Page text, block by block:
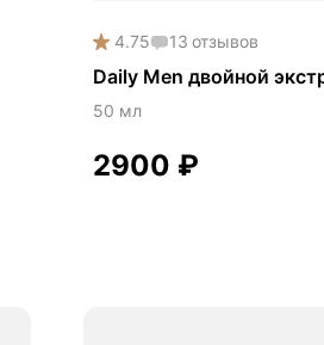
4.75 13 отзывов
Daily Men двойной
50 мл
2900 ₽